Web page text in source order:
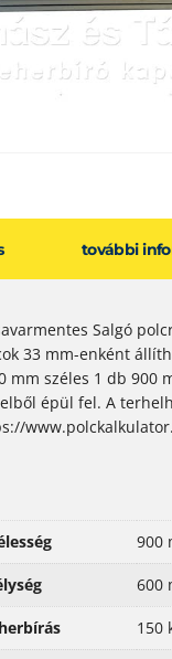
további
Salgó
33 mm-enként
mm széles 1 db 900
épül fel. A
900
600
150